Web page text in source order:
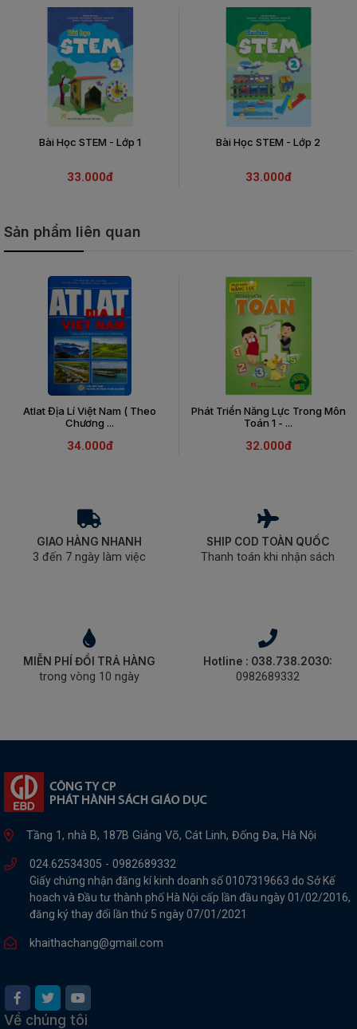
Bài Học STEM - Lớp 1
33.000đ
Bài Học STEM - Lớp 2
33.000đ
Sản phẩm liên quan
Atlat Địa Lí Việt Nam ( Theo
Chương ...
34.000đ
Phát Triển Năng Lực Trong Môn
Toán 1 - ...
32.000đ
GIAO HÀNG NHANH
3 đến 7 ngày làm việc
SHIP COD TOÀN QUỐC
Thanh toán khi nhận sách
MIỄN PHÍ ĐỔI TRẢ HÀNG
trong vòng 10 ngày
Hotline : 038.738.2030:
0982689332
Tầng 1, nhà B, 187B Giảng Võ, Cát Linh, Đống Đa, Hà Nội
024.62534305 - 0982689332
Giấy chứng nhận đăng kí kinh doanh số 0107319663 do Sở Kế
hoach và Đầu tư thành phố Hà Nội cấp lần đầu ngày 01/02/2016,
đăng ký thay đổi lần thứ 5 ngày 07/01/2021
khaithachang@gmail.com
Về chúng tôi